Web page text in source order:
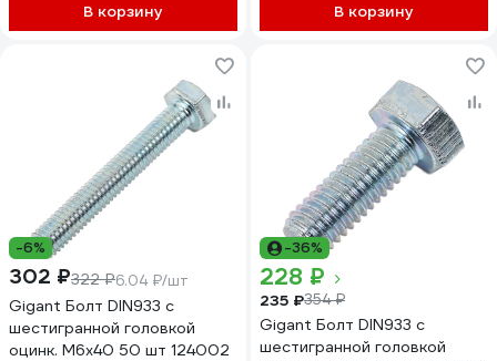
В корзину В корзину
-6%
302 ₽322 ₽6.04 ₽/шт
Gigant Болт DIN933 с
шестигранной головкой
оцинк. М6x40 50 шт 124002
-36%
228 ₽
235 ₽354 ₽
Gigant Болт DIN933 с
шестигранной головкой